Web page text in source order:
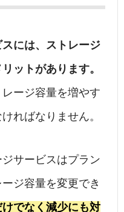
には、ストレージ
ットがあります。
ージ容量を増やす
ればなりません。
サービスはプラン
ジ容量を変更でき
でなく減少にも対